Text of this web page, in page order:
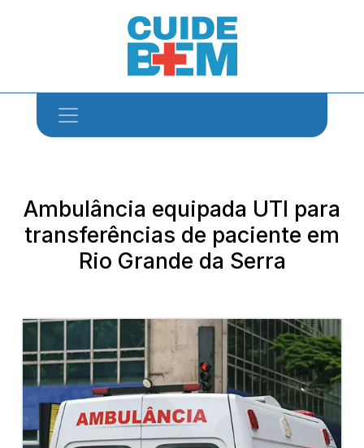
Ambulância equipada UTI para
transferências de paciente em
Rio Grande da Serra